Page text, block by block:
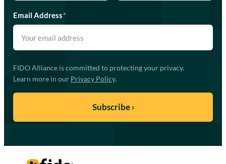
Email Address*
FIDO Alliance is committed to protecting your privacy.
Learn more in our Privacy Policy.